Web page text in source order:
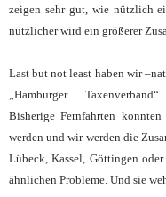
zeigen sehr gut, wie nützlich
nützlicher wird ein größerer
Last but not least haben wir
„Hamburger
Bisherige Fernfahrten
werden und wir werden die
Lübeck, Kassel, Göttingen
ähnlichen Probleme. Und sie